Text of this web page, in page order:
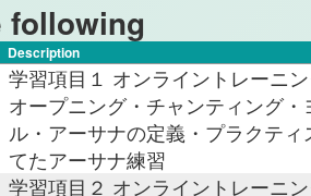
following
Description
学習項目１ オンライントレーニ
オープニング・チャンティング
ル・アーサナの定義・プラクテ
てたアーサナ練習
学習項目２ オンライントレーニ